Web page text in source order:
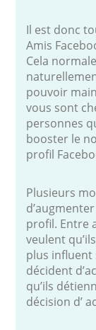
Il est donc
Amis
Cela
pouvoir
vous sont
personnes
booster le
profil
Plusieurs
profil. Entre
veulent
plus influent
décident
qu’ils
décision d’